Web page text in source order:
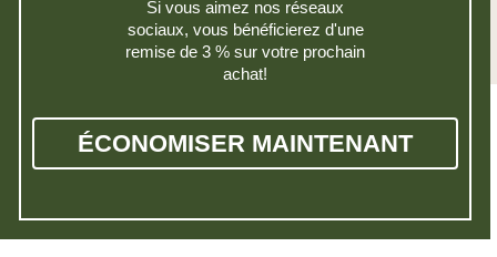
Si vous aimez nos réseaux
sociaux, vous bénéficierez d'une
remise de 3 % sur votre prochain
achat!
ÉCONOMISER MAINTENANT